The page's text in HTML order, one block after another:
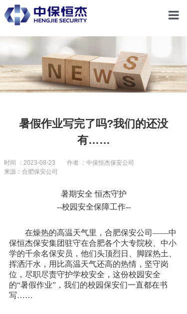
关
暑假作业写完了吗?我们的还没
有……
时间 ：2023-08-23
作者 ：中保恒杰保安公司
来源：合肥保安公司
暑期安全恒杰守护
--校园安全保障工作--
在燥热的高温天气里，合肥保安公司——中
保恒杰保安集团驻守在合肥各个大专院校、中小
学的千余名保安员，他们头顶烈日、脚踩热土、
挥洒汗水，用比高温天气还高的热情，坚守岗
位，尽职尽责守护学校安全，这份校园安全
的“暑假作业”，我们的校园保安们一直都在书
写……